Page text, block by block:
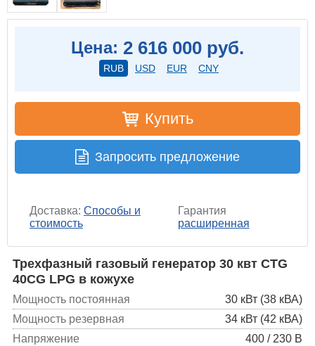
Цена: 2 616 000 руб.
RUB USD EUR CNY
Купить
Запросить предложение
Доставка: Способы и
стоимость
Гарантия
расширенная
Трехфазный газовый генератор 30 квт CTG
40CG LPG в кожухе
Мощность постоянная
30 кВт (38 кВА)
Мощность резервная
34 кВт (42 кВА)
Напряжение
400 / 230 В